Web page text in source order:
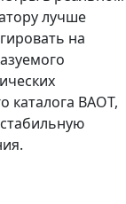
лучше
на
BAOT,